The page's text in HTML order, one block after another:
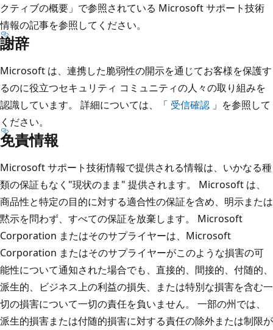
クティブの概要」で参照されている Microsoft サポート技術
情報の記事を参照してください。
謝辞
Microsoft は、連携した脆弱性の開示を通じてお客様を保護す
るのに役立つセキュリティ コミュニティの人々の取り組みを
認識しています。 詳細については、「 受信確認 」を参照して
ください。
免責情報
Microsoft サポート技術情報で提供される情報は、いかなる種
類の保証もなく"現状のまま" 提供されます。 Microsoft は、
商品性と特定の目的に対する適合性の保証を含め、明示または
黙示を問わず、すべての保証を放棄します。 Microsoft
Corporation またはそのサプライヤーは、Microsoft
Corporation またはそのサプライヤーがこのような損害の可
能性について通知された場合でも、直接的、間接的、付随的、
派生的、ビジネス上の利益の損失、または特別な損害を含む一
切の損害について一切の責任を負いません。 一部の州では、
派生的損害または付随的損害に対する責任の除外または制限が